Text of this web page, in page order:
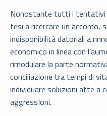
Nonostante tutti i tentativi
tesi a ricercare un accordo,
indisponibilità datoriali a
economico in linea con
rimodulare la parte
conciliazione tra tempi di
individuare soluzioni atte a
aggressIoni.